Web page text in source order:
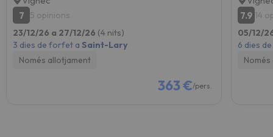
7
5 opinions
23/12/26 a 27/12/26 (4 nits)
3 dies de forfet a Saint-Lary
Només allotjament
363 €/pers.
7.9 14
05/12/
6 dies